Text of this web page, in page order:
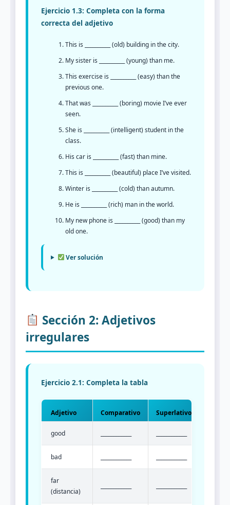
Ejercicio 1.3: Completa con la forma
correcta del adjetivo
This is __________ (old) building in the city.
My sister is __________ (young) than me.
This exercise is __________ (easy) than the
previous one.
That was __________ (boring) movie I’ve ever
seen.
She is __________ (intelligent) student in the
class.
His car is __________ (fast) than mine.
This is __________ (beautiful) place I’ve visited.
Winter is __________ (cold) than autumn.
He is __________ (rich) man in the world.
My new phone is __________ (good) than my
old one.
Ver solución
Sección 2: Adjetivos
irregulares
Ejercicio 2.1: Completa la tabla
Adjetivo Comparativo Superlativo
good
bad
far
(distancia)